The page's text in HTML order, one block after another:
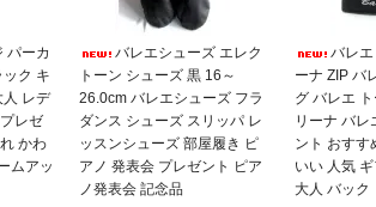
パーカ
ク キ
人 レデ
レゼ
かわ
ムアッ
バレエシューズ エレク
トーン シューズ 黒 16～
26.0cm バレエシューズ フラ
ダンス シューズ スリッパ レ
ッスンシューズ 部屋履き ピ
アノ 発表会 プレゼント ピア
ノ発表会 記念品
バレ
ーナ ZIP バ
グ バレエ
リーナ バレ
ント おすす
いい 人気
大人 バック